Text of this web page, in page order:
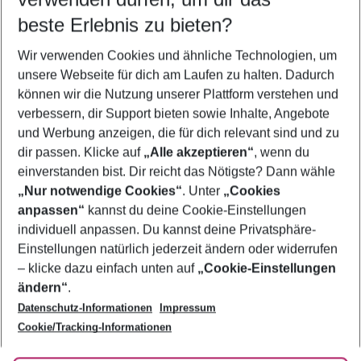
5-8 Nächte
2 Erwachsene Keine Kinder
Mehr Filter anzeigen
Footer
Footer navigation
Über uns
AGB
Bestpreisgarantie
Cookie-Einstellungen ändern
Cookie-Richtlinie
Agenturbetreuung
Barrierefreies Reisen
Folge uns
beste Erlebnis zu bieten?
Wir verwenden Cookies und ähnliche Technologien, um
unsere Webseite für dich am Laufen zu halten. Dadurch
können wir die Nutzung unserer Plattform verstehen und
verbessern, dir Support bieten sowie Inhalte, Angebote
und Werbung anzeigen, die für dich relevant sind und zu
dir passen. Klicke auf „Alle akzeptieren“, wenn du
einverstanden bist. Dir reicht das Nötigste? Dann wähle
„Nur notwendige Cookies“. Unter „Cookies
anpassen“ kannst du deine Cookie-Einstellungen
individuell anpassen. Du kannst deine Privatsphäre-
Einstellungen natürlich jederzeit ändern oder widerrufen
– klicke dazu einfach unten auf „Cookie-Einstellungen
ändern“.
Datenschutz-Informationen
Impressum
Cookie/Tracking-Informationen